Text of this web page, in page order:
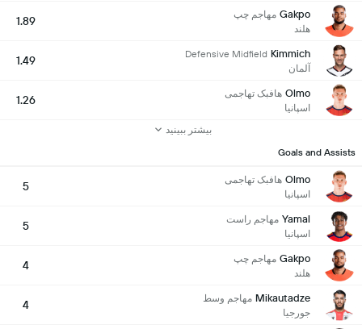
Gakpo مهاجم چپ
هلند
1.89
Kimmich
Defensive Midfield
آلمان
1.49
Olmo هافبک تهاجمی
اسپانیا
1.26
بیشتر ببینید
Goals and Assists
Olmo هافبک تهاجمی
اسپانیا
5
Yamal مهاجم راست
اسپانیا
5
Gakpo مهاجم چپ
هلند
4
Mikautadze مهاجم وسط
جورجیا
4